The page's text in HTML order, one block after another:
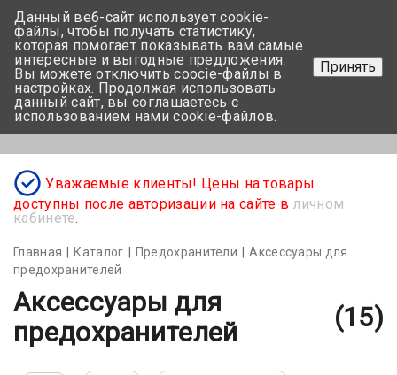
+375 17-350-99-56
+375 44-752-82-08
Задать вопрос
Уважаемые клиенты! Цены на товары
доступны после авторизации на сайте в личном
кабинете.
Главная Каталог Предохранители
Аксессуары для
предохранителей
Аксессуары для
предохранителей
(15)
Данный веб-сайт использует cookie-
файлы, чтобы получать статистику,
которая помогает показывать вам самые
интересные и выгодные предложения.
Вы можете отключить coocie-файлы в
настройках. Продолжая использовать
данный сайт, вы соглашаетесь с
использованием нами cookie-файлов.
Принять